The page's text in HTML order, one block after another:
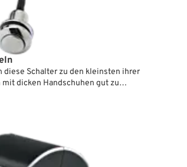
diese Schalter zu den kleinsten ihrer
dicken Handschuhen gut zu
die mitgeliefert werden, erlauben
Flächen von Lenkern, ohne